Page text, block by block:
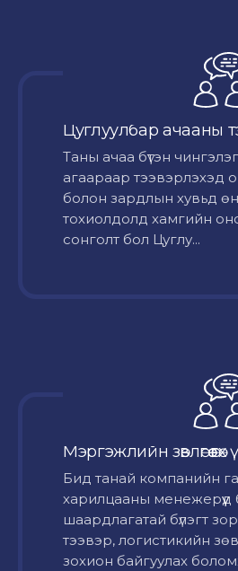
Цуглуулбар ачааны
Таны ачаа бүтэн чингэлэг
агаараар тээвэрлэхэд
болон зардлын хувьд
тохиолдолд хамгийн
сонголт бол Цуглу...
Мэргэжлийн зөвлөгөө
Бид танай компанийн
харилцааны менежерүүд
шаардлагатай бүлэгт
тээвэр, логистикийн
зохион байгуулах